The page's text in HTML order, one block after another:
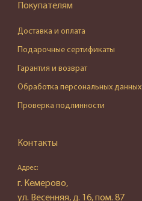
Покупателям
Доставка и оплата
Подарочные сертификаты
Гарантия и возврат
Обработка персональных данных
Проверка подлинности
Контакты
Адрес:
г. Кемерово,
ул. Весенняя, д. 16, пом. 87